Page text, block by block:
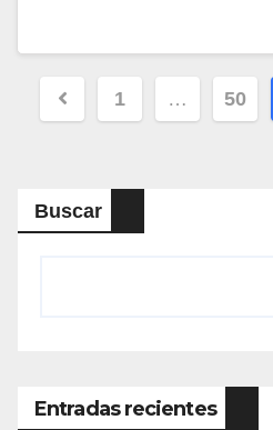
Navegación
entradas
1 … 50
Buscar
Entradas recientes